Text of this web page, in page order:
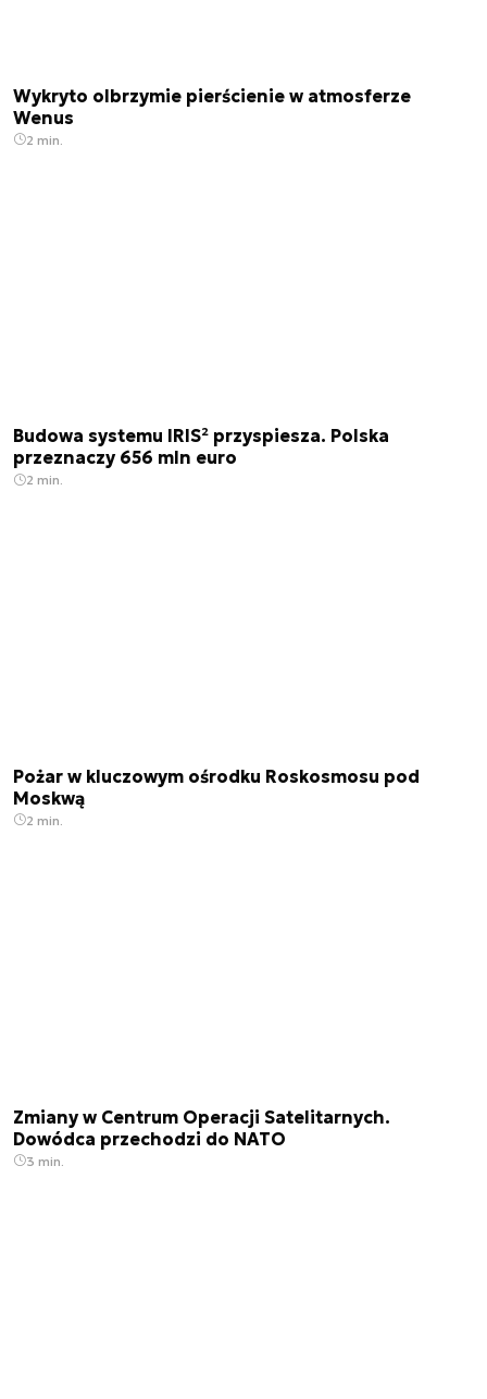
Wykryto olbrzymie pierścienie w atmosferze
Wenus
2 min.
Budowa systemu IRIS² przyspiesza. Polska
przeznaczy 656 mln euro
2 min.
Pożar w kluczowym ośrodku Roskosmosu pod
Moskwą
2 min.
Zmiany w Centrum Operacji Satelitarnych.
Dowódca przechodzi do NATO
3 min.